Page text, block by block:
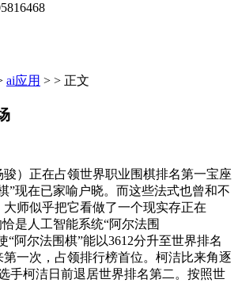
ai应用 > > 正文
正在占领世界职业围棋排名第一宝座
”现在已家喻户晓。而这些法式也曾和不
师似乎把它看做了一个现实存正在
是人工智能系统“阿尔法围
“阿尔法围棋”能以3612分升至世界排名
一次，占领排行榜首位。柯洁比来角逐
手柯洁日前退居世界排名第二。按照世